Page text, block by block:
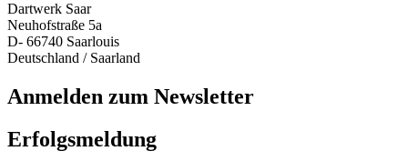
Dartwerk Saar
Neuhofstraße 5a
D- 66740 Saarlouis
Deutschland / Saarland
Anmelden zum Newsletter
Erfolgsmeldung